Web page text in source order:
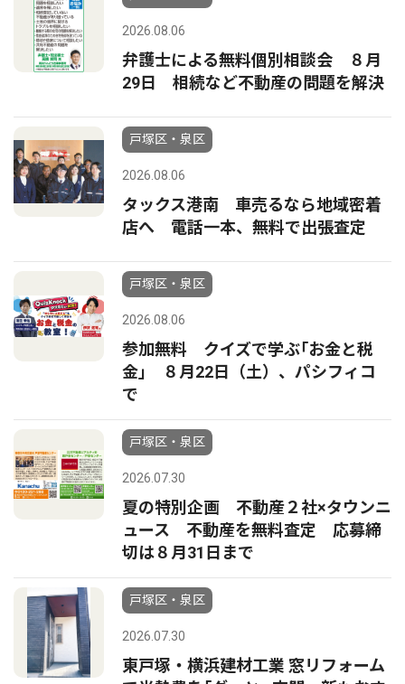
2026.08.06
弁護士による無料個別相談会 ８月
29日 相続など不動産の問題を解決
戸塚区・泉区
2026.08.06
タックス港南 車売るなら地域密着
店へ 電話一本、無料で出張査定
戸塚区・泉区
2026.08.06
参加無料 クイズで学ぶ｢お金と税
金｣ ８月22日（土）、パシフィコ
で
戸塚区・泉区
2026.07.30
夏の特別企画 不動産２社×タウンニ
ュース 不動産を無料査定 応募締
切は８月31日まで
戸塚区・泉区
2026.07.30
東戸塚・横浜建材工業 窓リフォーム